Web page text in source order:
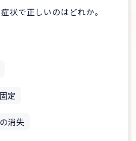
状で正しいのはどれか。
定
消失